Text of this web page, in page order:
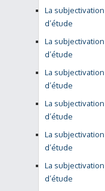
La
d’étude
La
d’étude
La
d’étude
La
d’étude
La
d’étude
La
d’étude